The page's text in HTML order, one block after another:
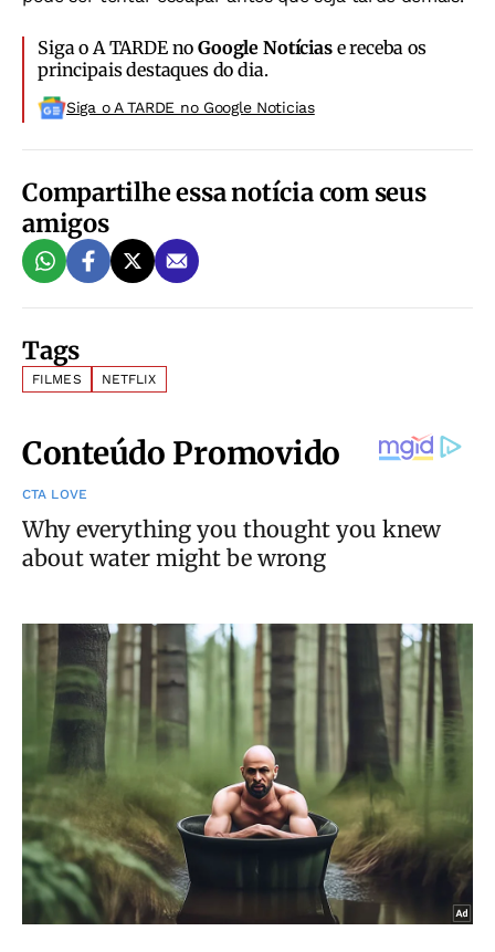
Siga o A TARDE noGoogle Notíciase receba os
principais destaques do dia.
Siga o A TARDE no Google Noticias
Compartilhe essa notícia com seus
amigos
Tags
FILMES NETFLIX